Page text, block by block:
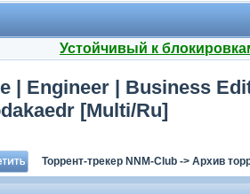
Устойчивый к
| Engineer | Business
[Multi/Ru]
Торрент-трекер NNM-Club -> Архив